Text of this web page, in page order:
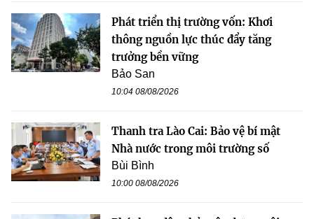
Phát triển thị trường vốn: Khơi
thông nguồn lực thúc đẩy tăng
trưởng bền vững
Bảo San
10:04 08/08/2026
Thanh tra Lào Cai: Bảo vệ bí mật
Nhà nước trong môi trường số
Bùi Bình
10:00 08/08/2026